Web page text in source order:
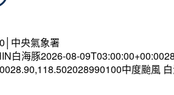
中央氣象署
白海豚2026-08-
中度颱風